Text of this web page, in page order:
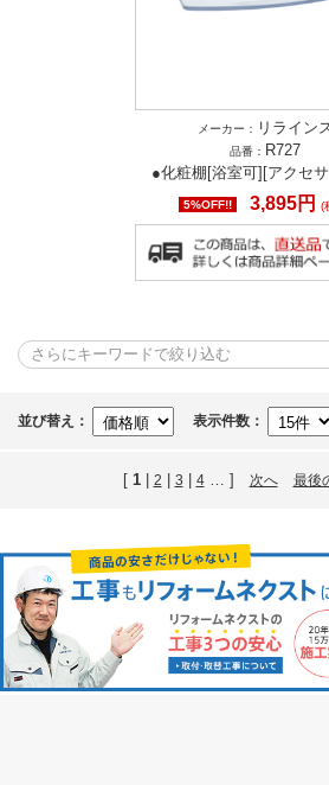
メーカー： リライン
品番： R727
●化粧棚[浴室可][アクセ
5%OFF!! 3,895円 (
並び替え： 表示件数：
[ 1| 2 | 3 | 4… ] 次へ 最後